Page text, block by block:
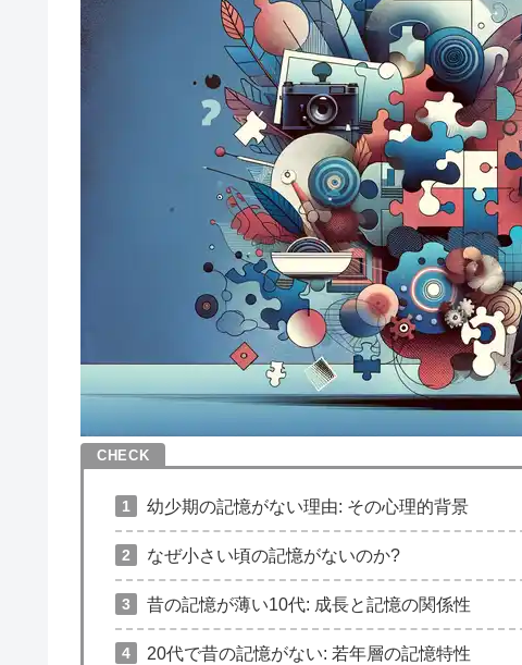
幼少期の記憶がない理由: その心理的背景
なぜ小さい頃の記憶がないのか?
昔の記憶が薄い10代: 成長と記憶の関係性
20代で昔の記憶がない: 若年層の記憶特性